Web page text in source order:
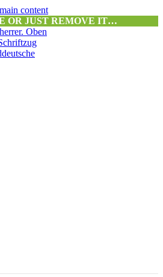
content
OR JUST REMOVE IT…